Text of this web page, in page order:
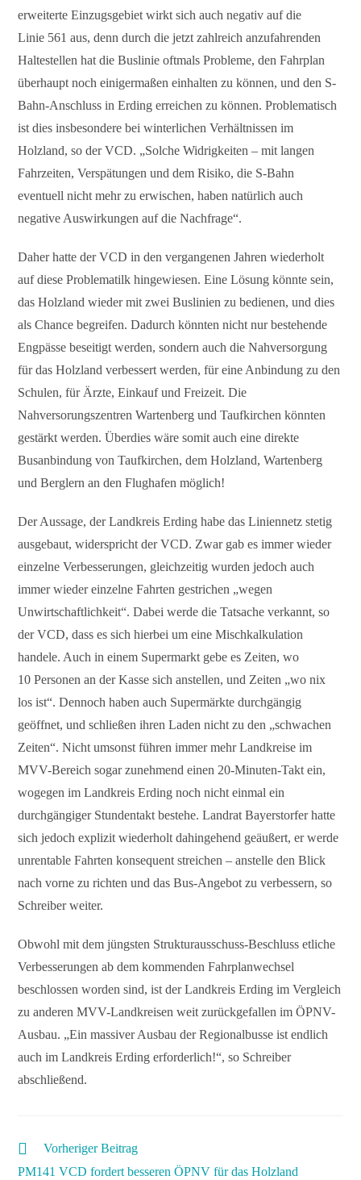
erweiterte Einzugsgebiet wirkt sich auch negativ auf die
Linie 561 aus, denn durch die jetzt zahlreich anzufahrenden
Haltestellen hat die Buslinie oftmals Probleme, den Fahrplan
überhaupt noch einigermaßen einhalten zu können, und den S-
Bahn-Anschluss in Erding erreichen zu können. Problematisch
ist dies insbesondere bei winterlichen Verhältnissen im
Holzland, so der VCD. „Solche Widrigkeiten – mit langen
Fahrzeiten, Verspätungen und dem Risiko, die S-Bahn
eventuell nicht mehr zu erwischen, haben natürlich auch
negative Auswirkungen auf die Nachfrage“.
Daher hatte der VCD in den vergangenen Jahren wiederholt
auf diese Problematilk hingewiesen. Eine Lösung könnte sein,
das Holzland wieder mit zwei Buslinien zu bedienen, und dies
als Chance begreifen. Dadurch könnten nicht nur bestehende
Engpässe beseitigt werden, sondern auch die Nahversorgung
für das Holzland verbessert werden, für eine Anbindung zu den
Schulen, für Ärzte, Einkauf und Freizeit. Die
Nahversorungszentren Wartenberg und Taufkirchen könnten
gestärkt werden. Überdies wäre somit auch eine direkte
Busanbindung von Taufkirchen, dem Holzland, Wartenberg
und Berglern an den Flughafen möglich!
Der Aussage, der Landkreis Erding habe das Liniennetz stetig
ausgebaut, widerspricht der VCD. Zwar gab es immer wieder
einzelne Verbesserungen, gleichzeitig wurden jedoch auch
immer wieder einzelne Fahrten gestrichen „wegen
Unwirtschaftlichkeit“. Dabei werde die Tatsache verkannt, so
der VCD, dass es sich hierbei um eine Mischkalkulation
handele. Auch in einem Supermarkt gebe es Zeiten, wo
10 Personen an der Kasse sich anstellen, und Zeiten „wo nix
los ist“. Dennoch haben auch Supermärkte durchgängig
geöffnet, und schließen ihren Laden nicht zu den „schwachen
Zeiten“. Nicht umsonst führen immer mehr Landkreise im
MVV-Bereich sogar zunehmend einen 20-Minuten-Takt ein,
wogegen im Landkreis Erding noch nicht einmal ein
durchgängiger Stundentakt bestehe. Landrat Bayerstorfer hatte
sich jedoch explizit wiederholt dahingehend geäußert, er werde
unrentable Fahrten konsequent streichen – anstelle den Blick
nach vorne zu richten und das Bus-Angebot zu verbessern, so
Schreiber weiter.
Obwohl mit dem jüngsten Strukturausschuss-Beschluss etliche
Verbesserungen ab dem kommenden Fahrplanwechsel
beschlossen worden sind, ist der Landkreis Erding im Vergleich
zu anderen MVV-Landkreisen weit zurückgefallen im ÖPNV-
Ausbau. „Ein massiver Ausbau der Regionalbusse ist endlich
auch im Landkreis Erding erforderlich!“, so Schreiber
abschließend.
Vorheriger Beitrag
PM141 VCD fordert besseren ÖPNV für das Holzland